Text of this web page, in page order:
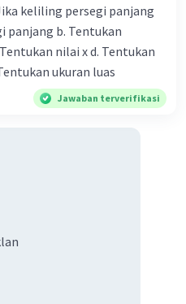
keliling persegi panjang
panjang b. Tentukan
nilai x d. Tentukan
ukuran luas
Jawaban terverifikasi